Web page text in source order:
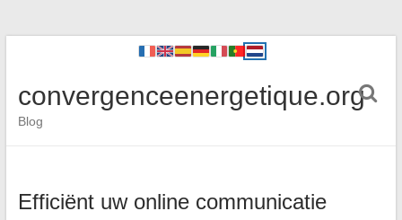
convergenceenergetique.org
Blog
Efficiënt uw online communicatie